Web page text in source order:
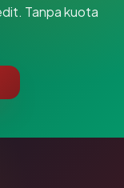
Tanpa kuota